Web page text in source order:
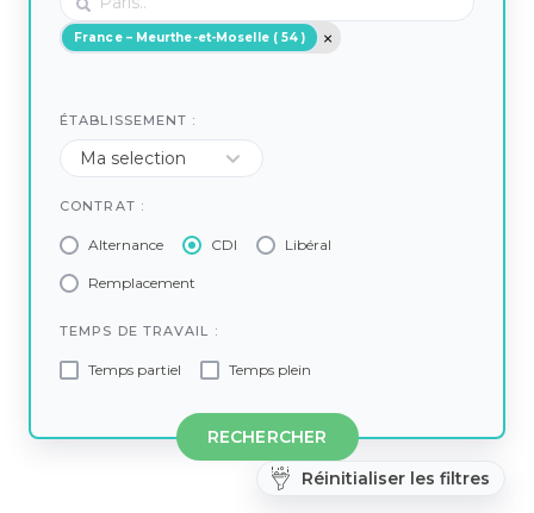
France – Meurthe-et-Moselle ( 54 )
Réinitialiser les filtres
ÉTABLISSEMENT :
CONTRAT :
Alternance CDI Libéral
Remplacement
TEMPS DE TRAVAIL :
Temps partiel Temps plein
RECHERCHER